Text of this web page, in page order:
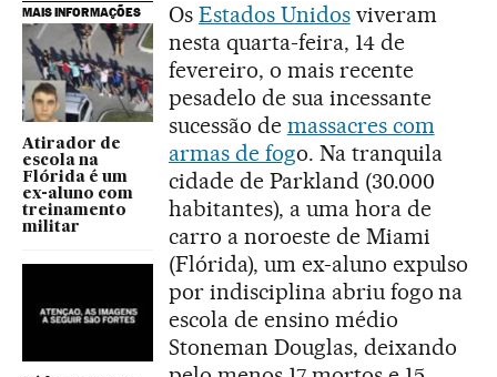
MAIS INFORMAÇÕES
Atirador de
escola na
Flórida é um
ex-aluno com
treinamento
militar
Os Estados Unidosviveram
nesta quarta-feira, 14 de
fevereiro, o mais recente
pesadelo de sua incessante
sucessão de massacres com
armas de fogo. Na tranquila
cidade de Parkland (30.000
habitantes), a uma hora de
carro a noroeste de Miami
(Flórida), um ex-aluno expulso
por indisciplina abriu fogo na
escola de ensino médio
Stoneman Douglas, deixando